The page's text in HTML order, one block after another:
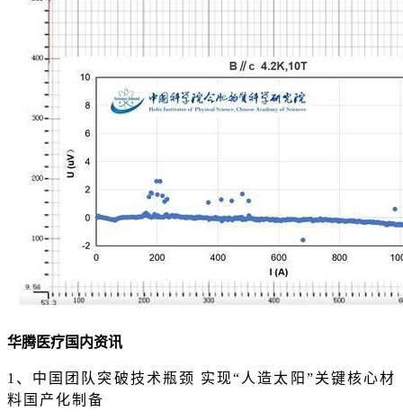
华腾医疗国内资讯
1、中国团队突破技术瓶颈 实现“人造太阳”关键核心材
料国产化制备